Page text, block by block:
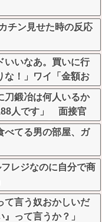
チン見せた時の反応
いいなあ。買いに行
な！」ワイ「金額お
うよな？？？？？
刀鍛冶は何人いるか
人です」 面接官
？」 俺「知ってま
んだがマジで納得
べてる男の部屋、ガ
レジなのに自分で商
て言う奴おかしいだ
って言うか？」